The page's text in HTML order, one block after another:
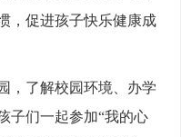
，促进孩子快乐健康成
了解校园环境、办学
子们一起参加“我的心